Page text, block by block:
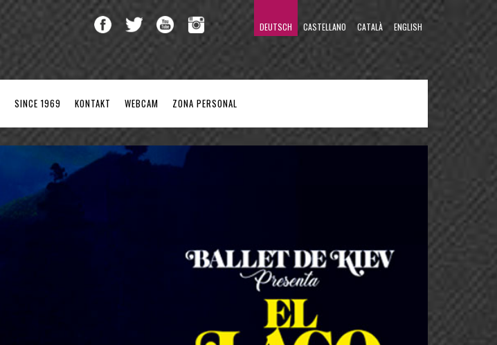
DEUTSCH CASTELLANO CATALÀ ENGLISH
SINCE 1969 KONTAKT WEBCAM ZONA PERSONAL